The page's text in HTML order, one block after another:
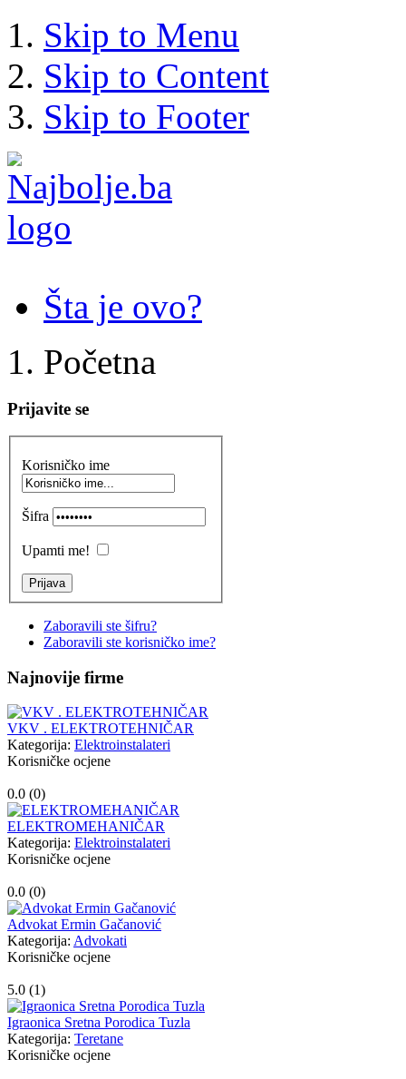
Skip to Menu
Skip to Content
Skip to Footer
Šta je ovo?
Početna
Prijavite se
Korisničko ime
Šifra
Upamti me!
Zaboravili ste šifru?
Zaboravili ste korisničko ime?
Najnovije firme
VKV . ELEKTROTEHNIČAR
Kategorija: Elektroinstalateri
Korisničke ocjene
0.0 (0)
ELEKTROMEHANIČAR
Kategorija: Elektroinstalateri
Korisničke ocjene
0.0 (0)
Advokat Ermin Gačanović
Kategorija: Advokati
Korisničke ocjene
5.0 (1)
Igraonica Sretna Porodica Tuzla
Kategorija: Teretane
Korisničke ocjene